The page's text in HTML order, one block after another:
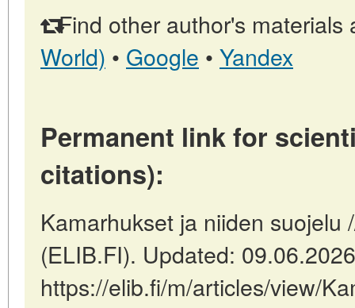
Find other author's materials
World) • Google • Yandex
Permanent link for
citations):
Kamarhukset ja niiden suojelu
(ELIB.FI). Updated:
https://elib.fi/m/articles/view/